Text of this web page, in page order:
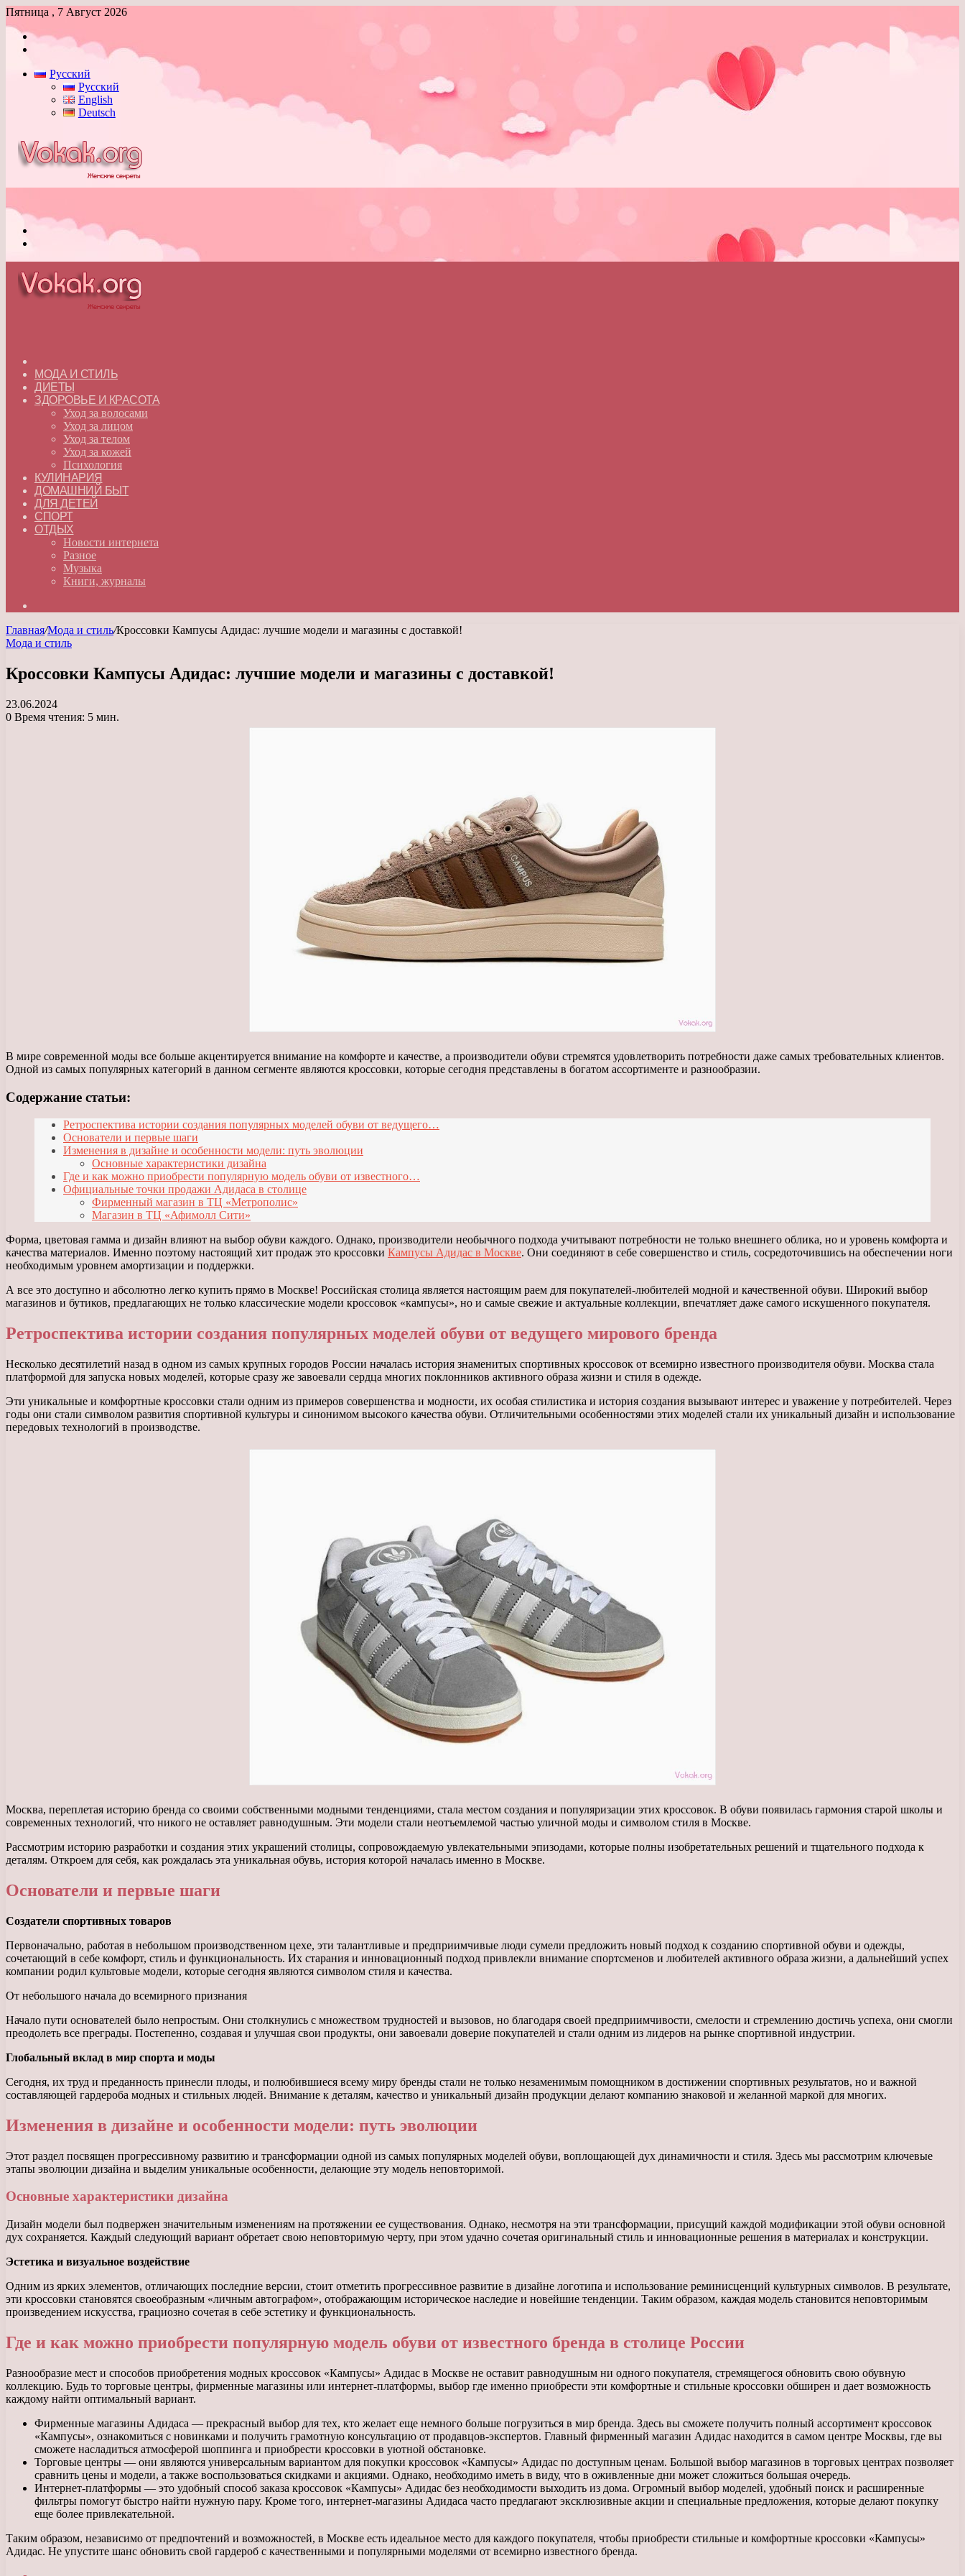
Пятница , 7 Август 2026
Войти
Русский
Русский
English
Deutsch
МОДА И СТИЛЬ
ДИЕТЫ
ЗДОРОВЬЕ И КРАСОТА
Уход за волосами
Уход за лицом
Уход за телом
Уход за кожей
Психология
КУЛИНАРИЯ
ДОМАШНИЙ БЫТ
ДЛЯ ДЕТЕЙ
СПОРТ
ОТДЫХ
Новости интернета
Разное
Музыка
Книги, журналы
Главная/Мода и стиль/Кроссовки Кампусы Адидас: лучшие модели и магазины с доставкой!
Мода и стиль
Кроссовки Кампусы Адидас: лучшие модели и магазины с доставкой!
23.06.2024
0 Время чтения: 5 мин.
В мире современной моды все больше акцентируется внимание на комфорте и качестве, а производители обуви стремятся удовлетворить потребности даже самых требовательных клиентов.
Одной из самых популярных категорий в данном сегменте являются кроссовки, которые сегодня представлены в богатом ассортименте и разнообразии.
Содержание статьи:
Ретроспектива истории создания популярных моделей обуви от ведущего…
Основатели и первые шаги
Изменения в дизайне и особенности модели: путь эволюции
Основные характеристики дизайна
Где и как можно приобрести популярную модель обуви от известного…
Официальные точки продажи Адидаса в столице
Фирменный магазин в ТЦ «Метрополис»
Магазин в ТЦ «Афимолл Сити»
Форма, цветовая гамма и дизайн влияют на выбор обуви каждого. Однако, производители необычного подхода учитывают потребности не только внешнего облика, но и уровень комфорта и
качества материалов. Именно поэтому настоящий хит продаж это кроссовки Кампусы Адидас в Москве. Они соединяют в себе совершенство и стиль, сосредоточившись на обеспечении ноги
необходимым уровнем амортизации и поддержки.
А все это доступно и абсолютно легко купить прямо в Москве! Российская столица является настоящим раем для покупателей-любителей модной и качественной обуви. Широкий выбор
магазинов и бутиков, предлагающих не только классические модели кроссовок «кампусы», но и самые свежие и актуальные коллекции, впечатляет даже самого искушенного покупателя.
Ретроспектива истории создания популярных моделей обуви от ведущего мирового бренда
Несколько десятилетий назад в одном из самых крупных городов России началась история знаменитых спортивных кроссовок от всемирно известного производителя обуви. Москва стала
платформой для запуска новых моделей, которые сразу же завоевали сердца многих поклонников активного образа жизни и стиля в одежде.
Эти уникальные и комфортные кроссовки стали одним из примеров совершенства и модности, их особая стилистика и история создания вызывают интерес и уважение у потребителей. Через
годы они стали символом развития спортивной культуры и синонимом высокого качества обуви. Отличительными особенностями этих моделей стали их уникальный дизайн и использование
передовых технологий в производстве.
Москва, переплетая историю бренда со своими собственными модными тенденциями, стала местом создания и популяризации этих кроссовок. В обуви появилась гармония старой школы и
современных технологий, что никого не оставляет равнодушным. Эти модели стали неотъемлемой частью уличной моды и символом стиля в Москве.
Рассмотрим историю разработки и создания этих украшений столицы, сопровождаемую увлекательными эпизодами, которые полны изобретательных решений и тщательного подхода к
деталям. Откроем для себя, как рождалась эта уникальная обувь, история которой началась именно в Москве.
Основатели и первые шаги
Создатели спортивных товаров
Первоначально, работая в небольшом производственном цехе, эти талантливые и предприимчивые люди сумели предложить новый подход к созданию спортивной обуви и одежды,
сочетающий в себе комфорт, стиль и функциональность. Их старания и инновационный подход привлекли внимание спортсменов и любителей активного образа жизни, а дальнейший успех
компании родил культовые модели, которые сегодня являются символом стиля и качества.
От небольшого начала до всемирного признания
Начало пути основателей было непростым. Они столкнулись с множеством трудностей и вызовов, но благодаря своей предприимчивости, смелости и стремлению достичь успеха, они смогли
преодолеть все преграды. Постепенно, создавая и улучшая свои продукты, они завоевали доверие покупателей и стали одним из лидеров на рынке спортивной индустрии.
Глобальный вклад в мир спорта и моды
Сегодня, их труд и преданность принесли плоды, и полюбившиеся всему миру бренды стали не только незаменимым помощником в достижении спортивных результатов, но и важной
составляющей гардероба модных и стильных людей. Внимание к деталям, качество и уникальный дизайн продукции делают компанию знаковой и желанной маркой для многих.
Изменения в дизайне и особенности модели: путь эволюции
Этот раздел посвящен прогрессивному развитию и трансформации одной из самых популярных моделей обуви, воплощающей дух динамичности и стиля. Здесь мы рассмотрим ключевые
этапы эволюции дизайна и выделим уникальные особенности, делающие эту модель неповторимой.
Основные характеристики дизайна
Дизайн модели был подвержен значительным изменениям на протяжении ее существования. Однако, несмотря на эти трансформации, присущий каждой модификации этой обуви основной
дух сохраняется. Каждый следующий вариант обретает свою неповторимую черту, при этом удачно сочетая оригинальный стиль и инновационные решения в материалах и конструкции.
Эстетика и визуальное воздействие
Одним из ярких элементов, отличающих последние версии, стоит отметить прогрессивное развитие в дизайне логотипа и использование реминисценций культурных символов. В результате,
эти кроссовки становятся своеобразным «личным автографом», отображающим историческое наследие и новейшие тенденции. Таким образом, каждая модель становится неповторимым
произведением искусства, грациозно сочетая в себе эстетику и функциональность.
Где и как можно приобрести популярную модель обуви от известного бренда в столице России
Разнообразие мест и способов приобретения модных кроссовок «Кампусы» Адидас в Москве не оставит равнодушным ни одного покупателя, стремящегося обновить свою обувную
коллекцию. Будь то торговые центры, фирменные магазины или интернет-платформы, выбор где именно приобрести эти комфортные и стильные кроссовки обширен и дает возможность
каждому найти оптимальный вариант.
Фирменные магазины Адидаса — прекрасный выбор для тех, кто желает еще немного больше погрузиться в мир бренда. Здесь вы сможете получить полный ассортимент кроссовок
«Кампусы», ознакомиться с новинками и получить грамотную консультацию от продавцов-экспертов. Главный фирменный магазин Адидас находится в самом центре Москвы, где вы
сможете насладиться атмосферой шоппинга и приобрести кроссовки в уютной обстановке.
Торговые центры — они являются универсальным вариантом для покупки кроссовок «Кампусы» Адидас по доступным ценам. Большой выбор магазинов в торговых центрах позволяет
сравнить цены и модели, а также воспользоваться скидками и акциями. Однако, необходимо иметь в виду, что в оживленные дни может сложиться большая очередь.
Интернет-платформы — это удобный способ заказа кроссовок «Кампусы» Адидас без необходимости выходить из дома. Огромный выбор моделей, удобный поиск и расширенные
фильтры помогут быстро найти нужную пару. Кроме того, интернет-магазины Адидаса часто предлагают эксклюзивные акции и специальные предложения, которые делают покупку
еще более привлекательной.
Таким образом, независимо от предпочтений и возможностей, в Москве есть идеальное место для каждого покупателя, чтобы приобрести стильные и комфортные кроссовки «Кампусы»
Адидас. Не упустите шанс обновить свой гардероб с качественными и популярными моделями от всемирно известного бренда.